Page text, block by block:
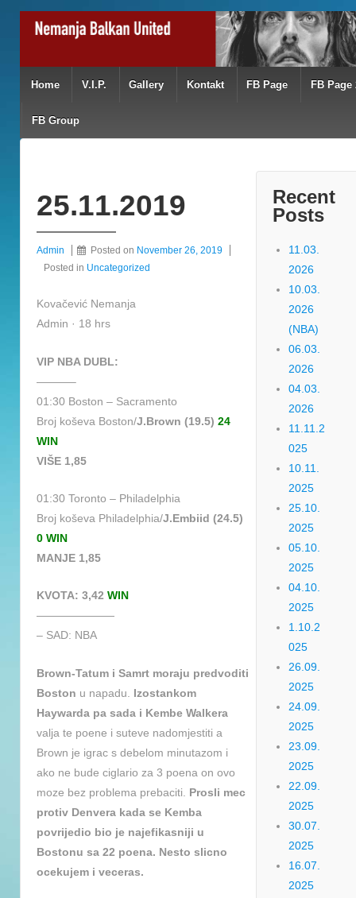
Home V.I.P. Gallery Kontakt FB Page FB Page
FB Group
25.11.2019
Admin Posted on November 26, 2019
Posted in Uncategorized
Kovačević Nemanja
Admin · 18 hrs
VIP NBA DUBL:
———–
01:30 Boston – Sacramento
Broj koševa Boston/J.Brown (19.5) 24
WIN
VIŠE 1,85
01:30 Toronto – Philadelphia
Broj koševa Philadelphia/J.Embiid (24.5)
0 WIN
MANJE 1,85
KVOTA: 3,42 WIN
———————
– SAD: NBA
Brown-Tatum i Samrt moraju predvoditi
Boston u napadu. Izostankom
Haywarda pa sada i Kembe Walkera
valja te poene i suteve nadomjestiti a
Brown je igrac s debelom minutazom i
ako ne bude ciglario za 3 poena on ovo
moze bez problema prebaciti. Prosli mec
protiv Denvera kada se Kemba
povrijedio bio je najefikasniji u
Bostonu sa 22 poena. Nesto slicno
ocekujem i veceras.
Recent
Posts
11.03.
2026
10.03.
2026
(NBA)
06.03.
2026
04.03.
2026
11.11.2
025
10.11.
2025
25.10.
2025
05.10.
2025
04.10.
2025
1.10.2
025
26.09.
2025
24.09.
2025
23.09.
2025
22.09.
2025
30.07.
2025
16.07.
2025